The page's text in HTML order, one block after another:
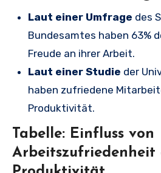
Laut einer Umfrage des
Bundesamtes haben 63%
Freude an ihrer Arbeit.
Laut einer Studie der
haben zufriedene
Produktivität.
Tabelle: Einfluss von
Arbeitszufriedenheit